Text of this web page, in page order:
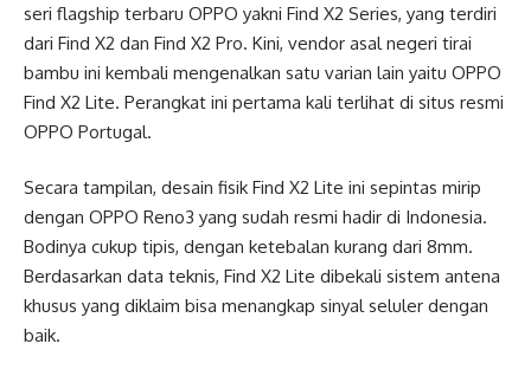
seri flagship terbaru OPPO yakni Find X2 Series, yang terdiri
dari Find X2 dan Find X2 Pro. Kini, vendor asal negeri tirai
bambu ini kembali mengenalkan satu varian lain yaitu OPPO
Find X2 Lite. Perangkat ini pertama kali terlihat di situs resmi
OPPO Portugal.
Secara tampilan, desain fisik Find X2 Lite ini sepintas mirip
dengan OPPO Reno3 yang sudah resmi hadir di Indonesia.
Bodinya cukup tipis, dengan ketebalan kurang dari 8mm.
Berdasarkan data teknis, Find X2 Lite dibekali sistem antena
khusus yang diklaim bisa menangkap sinyal seluler dengan
baik.